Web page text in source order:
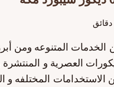
دقائق
الخدمات المتنوعه
العصرية و
الاستخدامات المختلفه